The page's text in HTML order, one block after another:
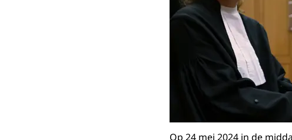
Op 24 mei 2024 in de